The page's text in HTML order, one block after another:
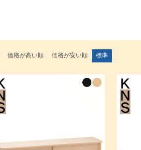
価格が高い順 価格が安い順 標準
検索